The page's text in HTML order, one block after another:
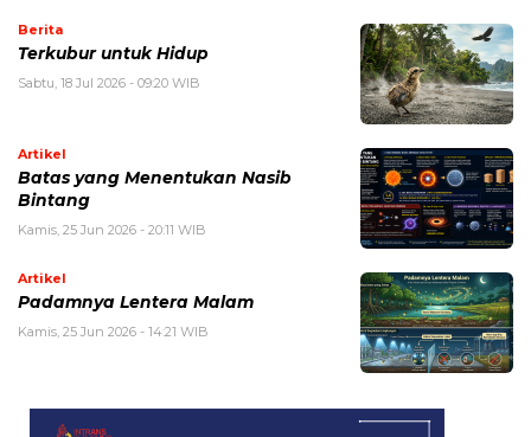
Berita
Terkubur untuk Hidup
Sabtu, 18 Jul 2026 - 09:20 WIB
Artikel
Batas yang Menentukan Nasib
Bintang
Kamis, 25 Jun 2026 - 20:11 WIB
Artikel
Padamnya Lentera Malam
Kamis, 25 Jun 2026 - 14:21 WIB